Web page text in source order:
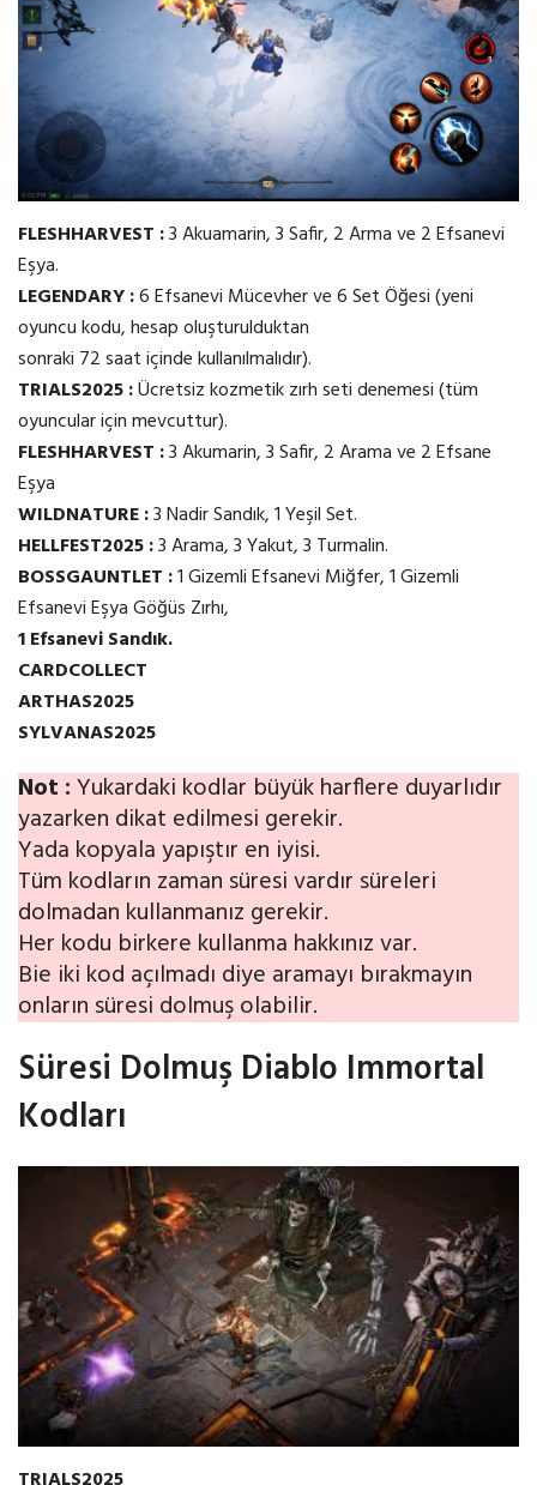
FLESHHARVEST :3 Akuamarin, 3 Safir, 2 Arma ve 2 Efsanevi
Eşya.
LEGENDARY :6 Efsanevi Mücevher ve 6 Set Öğesi (yeni
oyuncu kodu, hesap oluşturulduktan
sonraki 72 saat içinde kullanılmalıdır).
TRIALS2025 :Ücretsiz kozmetik zırh seti denemesi (tüm
oyuncular için mevcuttur).
FLESHHARVEST :3 Akumarin, 3 Safir, 2 Arama ve 2 Efsane
Eşya
WILDNATURE :3 Nadir Sandık, 1 Yeşil Set.
HELLFEST2025 :3 Arama, 3 Yakut, 3 Turmalin.
BOSSGAUNTLET :1 Gizemli Efsanevi Miğfer, 1 Gizemli
Efsanevi Eşya Göğüs Zırhı,
1 Efsanevi Sandık.
CARDCOLLECT
ARTHAS2025
SYLVANAS2025
Not :Yukardaki kodlar büyük harflere duyarlıdır
yazarken dikat edilmesi gerekir.
Yada kopyala yapıştır en iyisi.
Tüm kodların zaman süresi vardır süreleri
dolmadan kullanmanız gerekir.
Her kodu birkere kullanma hakkınız var.
Bie iki kod açılmadı diye aramayı bırakmayın
onların süresi dolmuş olabilir.
Süresi Dolmuş Diablo Immortal
Kodları